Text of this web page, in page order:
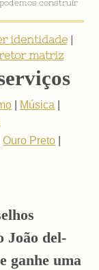
construir
identidade|
matriz
Música
|Ouro Preto
João del-
ganhe uma